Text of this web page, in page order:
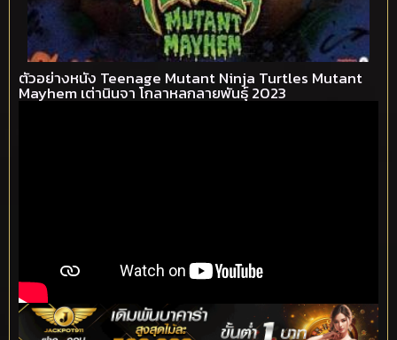
ตัวอย่างหนัง Teenage Mutant Ninja Turtles Mutant
Mayhem เต่านินจา โกลาหลกลายพันธุ์ 2023